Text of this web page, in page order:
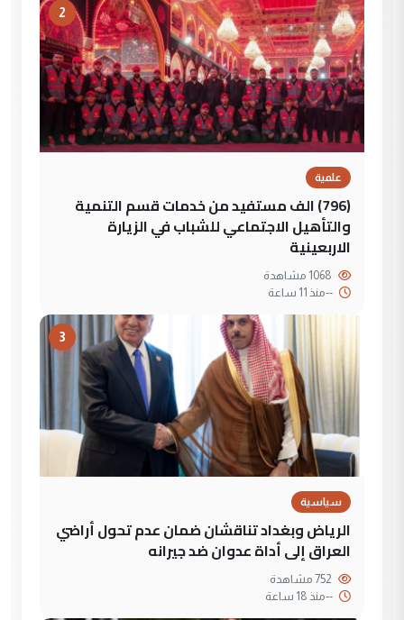
2
علمية
(796) الف مستفيد من خدمات قسم التنمية
والتأهيل الاجتماعي للشباب في الزيارة
الاربعينية
--منذ 11 ساعة
3
سياسية
الرياض وبغداد تناقشان ضمان عدم تحول أراضي
العراق إلى أداة عدوان ضد جيرانه
--منذ 18 ساعة